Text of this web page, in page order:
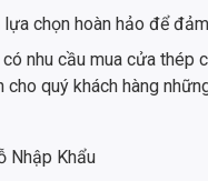
chọn hoàn hảo để
nhu cầu mua cửa
quý khách hàng
Nhập Khẩu